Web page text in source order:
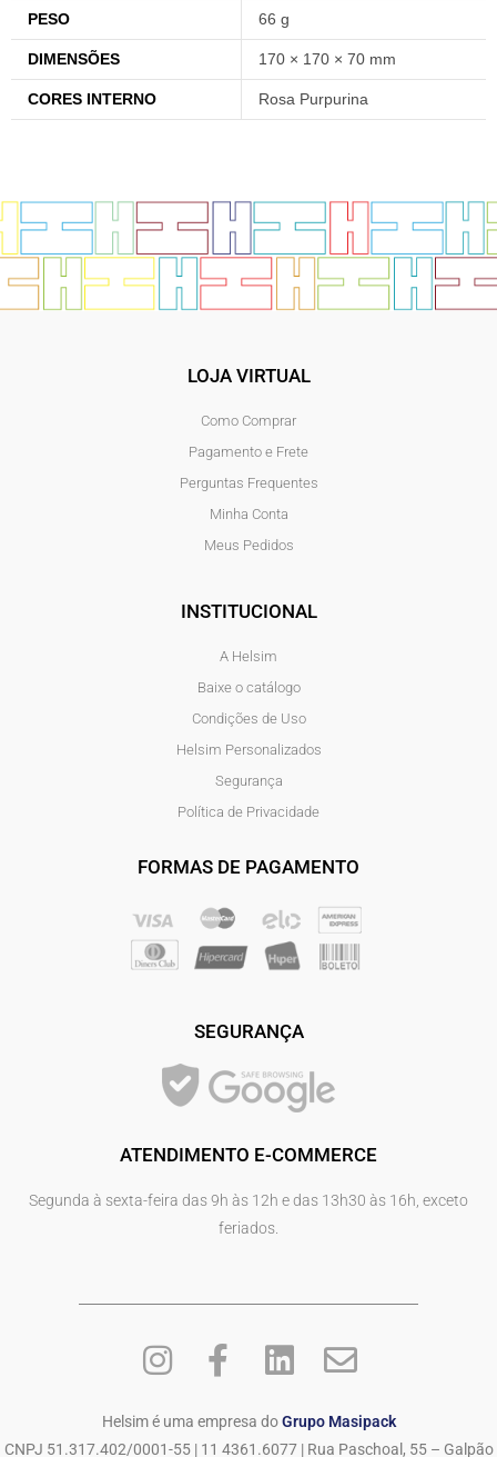
PESO 66 g
DIMENSÕES 170 × 170 × 70 mm
CORES INTERNO Rosa Purpurina
LOJA VIRTUAL
Como Comprar
Pagamento e Frete
Perguntas Frequentes
Minha Conta
Meus Pedidos
INSTITUCIONAL
A Helsim
Baixe o catálogo
Condições de Uso
Helsim Personalizados
Segurança
Política de Privacidade
FORMAS DE PAGAMENTO
SEGURANÇA
ATENDIMENTO E-COMMERCE
Segunda à sexta-feira das 9h às 12h e das 13h30 às 16h, exceto
feriados.
Helsim é uma empresa doGrupo Masipack
CNPJ 51.317.402/0001-55 | 11 4361.6077 | Rua Paschoal, 55 – Galpão